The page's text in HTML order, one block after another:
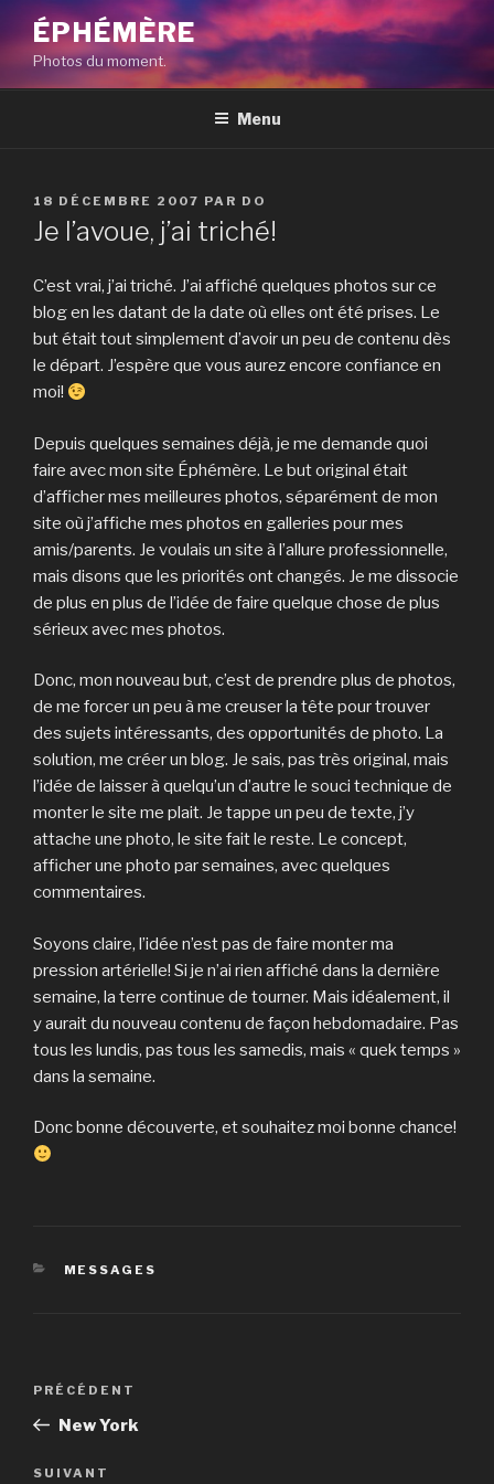
Aller
au
contenu
principal
ÉPHÉMÈRE
Photos du moment.
Menu
PUBLIÉ
LE
18 DÉCEMBRE 2007 PAR DO
Je l’avoue, j’ai triché!
C’est vrai, j’ai triché. J’ai affiché quelques photos sur ce
blog en les datant de la date où elles ont été prises. Le
but était tout simplement d’avoir un peu de contenu dès
le départ. J’espère que vous aurez encore confiance en
moi!
Depuis quelques semaines déjà, je me demande quoi
faire avec mon site Éphémère. Le but original était
d’afficher mes meilleures photos, séparément de mon
site où j’affiche mes photos en galleries pour mes
amis/parents. Je voulais un site à l’allure professionnelle,
mais disons que les priorités ont changés. Je me dissocie
de plus en plus de l’idée de faire quelque chose de plus
sérieux avec mes photos.
Donc, mon nouveau but, c’est de prendre plus de photos,
de me forcer un peu à me creuser la tête pour trouver
des sujets intéressants, des opportunités de photo. La
solution, me créer un blog. Je sais, pas très original, mais
l’idée de laisser à quelqu’un d’autre le souci technique de
monter le site me plait. Je tappe un peu de texte, j’y
attache une photo, le site fait le reste. Le concept,
afficher une photo par semaines, avec quelques
commentaires.
Soyons claire, l’idée n’est pas de faire monter ma
pression artérielle! Si je n’ai rien affiché dans la dernière
semaine, la terre continue de tourner. Mais idéalement, il
y aurait du nouveau contenu de façon hebdomadaire. Pas
tous les lundis, pas tous les samedis, mais « quek temps »
dans la semaine.
Donc bonne découverte, et souhaitez moi bonne chance!
CATÉGORIES
MESSAGES
Navigation
l’article
Article
précédent
PRÉCÉDENT
New York
Article
SUIVANT